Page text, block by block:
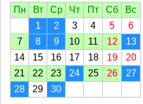
Пн
Вт Ср Чт Пт Сб
Вс
1
2 3 4 5
6
7
8 9 10 11 12
13
14
15 16 17 18 19
20
21
22 23 24 25 26
27
28
29 30